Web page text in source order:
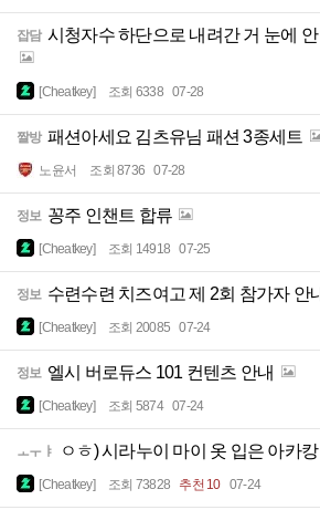
잡담 시청자수 하단으로 내려간 거 눈에
[Cheatkey] 조회 6338 07-28
짤방 패션아세요 김츠유님 패션 3종세트
노윤서 조회 8736 07-28
정보 꽁주 인챈트 합류
[Cheatkey] 조회 14918 07-25
정보 수련수련 치즈여고 제 2회 참가자 안
[Cheatkey] 조회 20085 07-24
정보 엘시 버로듀스 101 컨텐츠 안내
[Cheatkey] 조회 5874 07-24
ㅗㅜㅑ ㅇㅎ) 시라누이 마이 옷 입은 아카캉
[Cheatkey] 조회 73828 추천 10 07-24